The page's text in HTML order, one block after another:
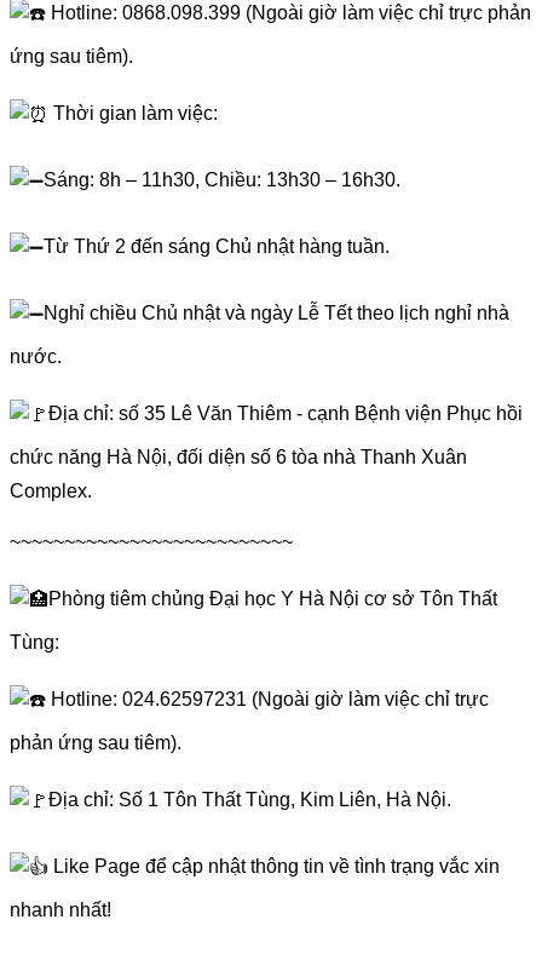
Hotline: 0868.098.399 (Ngoài giờ làm việc chỉ trực phản
ứng sau tiêm).
Thời gian làm việc:
Sáng: 8h – 11h30, Chiều: 13h30 – 16h30.
Từ Thứ 2 đến sáng Chủ nhật hàng tuần.
Nghỉ chiều Chủ nhật và ngày Lễ Tết theo lịch nghỉ nhà
nước.
Địa chỉ: số 35 Lê Văn Thiêm - cạnh Bệnh viện Phục hồi
chức năng Hà Nội, đối diện số 6 tòa nhà Thanh Xuân
Complex.
~~~~~~~~~~~~~~~~~~~~~~~~~~
Phòng tiêm chủng Đại học Y Hà Nội cơ sở Tôn Thất
Tùng:
Hotline: 024.62597231 (Ngoài giờ làm việc chỉ trực
phản ứng sau tiêm).
Địa chỉ: Số 1 Tôn Thất Tùng, Kim Liên, Hà Nội.
Like Page để cập nhật thông tin về tình trạng vắc xin
nhanh nhất!